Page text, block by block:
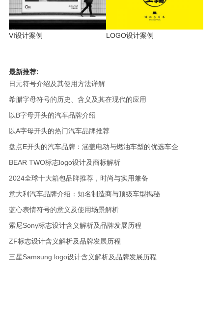
VI设计案例 LOGO设计案例
最新推荐:
日元符号介绍及其使用方法详解
希腊字母符号的历史、含义及其在现代的应用
以B字母开头的汽车品牌介绍
以A字母开头的热门汽车品牌推荐
盘点E开头的汽车品牌：涵盖电动与燃油车型的优选车企
BEAR TWO标志logo设计及商标解析
2024全球十大箱包品牌推荐，时尚与实用兼备
意大利汽车品牌介绍：知名制造商与顶级车型揭秘
蓝心表情符号的意义及使用场景解析
索尼Sony标志设计含义解析及品牌发展历程
ZF标志设计含义解析及品牌发展历程
三星Samsung logo设计含义解析及品牌发展历程